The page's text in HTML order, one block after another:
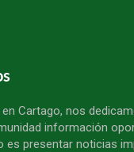
Cartago, nos
información
presentar noticias